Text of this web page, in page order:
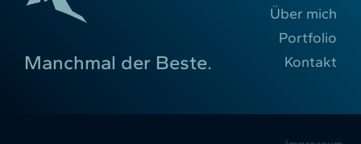
Manchmal der Beste.
Über mich
Portfolio
Kontakt